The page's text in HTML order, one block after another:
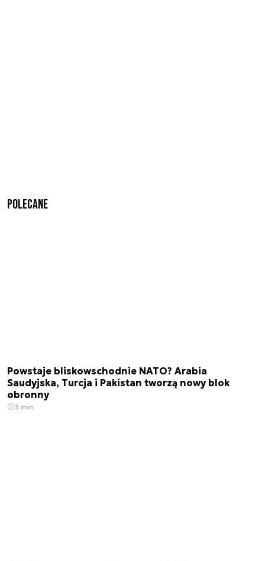
Polecane
Powstaje bliskowschodnie NATO? Arabia
Saudyjska, Turcja i Pakistan tworzą nowy blok
obronny
3 min.